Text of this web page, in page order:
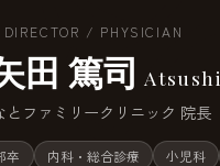
DIRECTOR / PHYSICIAN
田 篤司
とファミリークリニック 院長
卒 内科・総合診療 小児科